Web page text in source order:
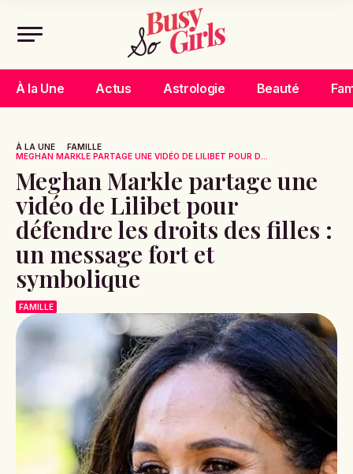
À la Une Actus Astrologie Beauté
À LA UNE
FAMILLE
MEGHAN MARKLE PARTAGE UNE VIDÉO DE LILIBET POUR D...
Meghan Markle partage une
vidéo de Lilibet pour
défendre les droits des filles :
un message fort et
symbolique
FAMILLE